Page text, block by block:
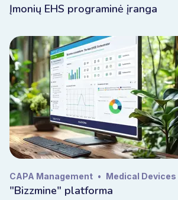
Įmonių EHS programinė įranga
CAPA Management • Medical Devices
"Bizzmine" platforma